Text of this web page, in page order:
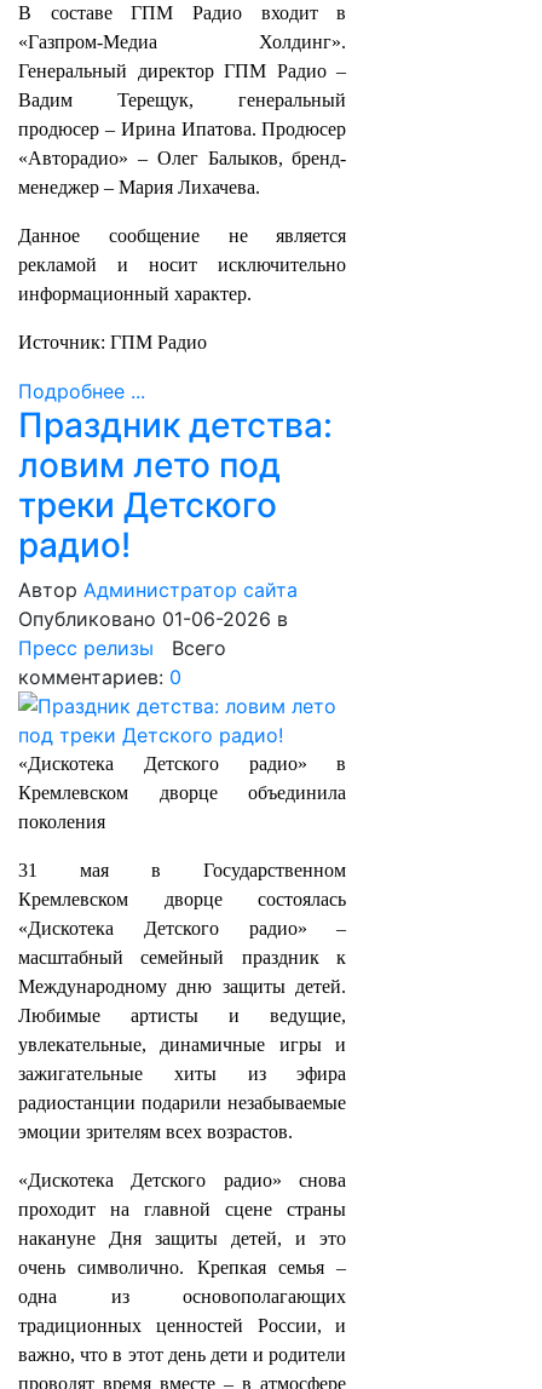
В составе ГПМ Радио входит в
«Газпром-Медиа Холдинг».
Генеральный директор ГПМ Радио –
Вадим Терещук, генеральный
продюсер – Ирина Ипатова. Продюсер
«Авторадио» – Олег Балыков, бренд-
менеджер – Мария Лихачева.
Данное сообщение не является
рекламой и носит исключительно
информационный характер.
Источник: ГПМ Радио
Подробнее ...
Праздник детства:
ловим лето под
треки Детского
радио!
Автор Администратор сайта
Опубликовано 01-06-2026 в
Пресс релизы Всего
комментариев: 0
«Дискотека Детского радио» в
Кремлевском дворце объединила
поколения
31 мая в Государственном
Кремлевском дворце состоялась
«Дискотека Детского радио» –
масштабный семейный праздник к
Международному дню защиты детей.
Любимые артисты и ведущие,
увлекательные, динамичные игры и
зажигательные хиты из эфира
радиостанции подарили незабываемые
эмоции зрителям всех возрастов.
«Дискотека Детского радио» снова
проходит на главной сцене страны
накануне Дня защиты детей, и это
очень символично. Крепкая семья –
одна из основополагающих
традиционных ценностей России, и
важно, что в этот день дети и родители
проводят время вместе – в атмосфере